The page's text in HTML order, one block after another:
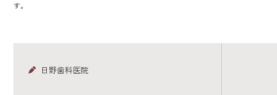
す。
日野歯科医院